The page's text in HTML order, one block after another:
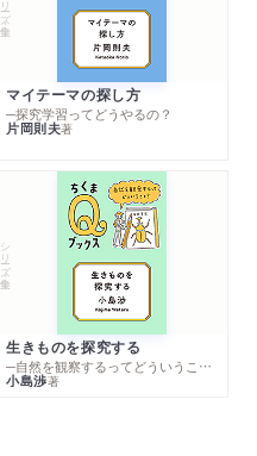
マイテーマの探し方
─探究学習ってどうやるの？
片岡則夫著
シリーズ・全集
生きものを探究する
─自然を観察するってどういうこと？
小島渉著